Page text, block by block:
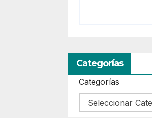
Categorías
Categorías